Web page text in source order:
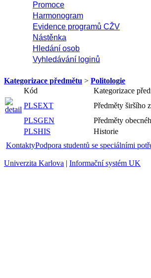
Promoce
Harmonogram
Evidence programů CŽV
Nástěnka
Hledání osob
Vyhledávání loginů
Kategorizace předmětu > Politologie
Kód
Kategorizace
PLSEXT
Předměty širšího
PLSGEN
Předměty
PLSHIS
Historie
KontaktyPodpora studentů se speciálními
Univerzita Karlova | Informační systém UK